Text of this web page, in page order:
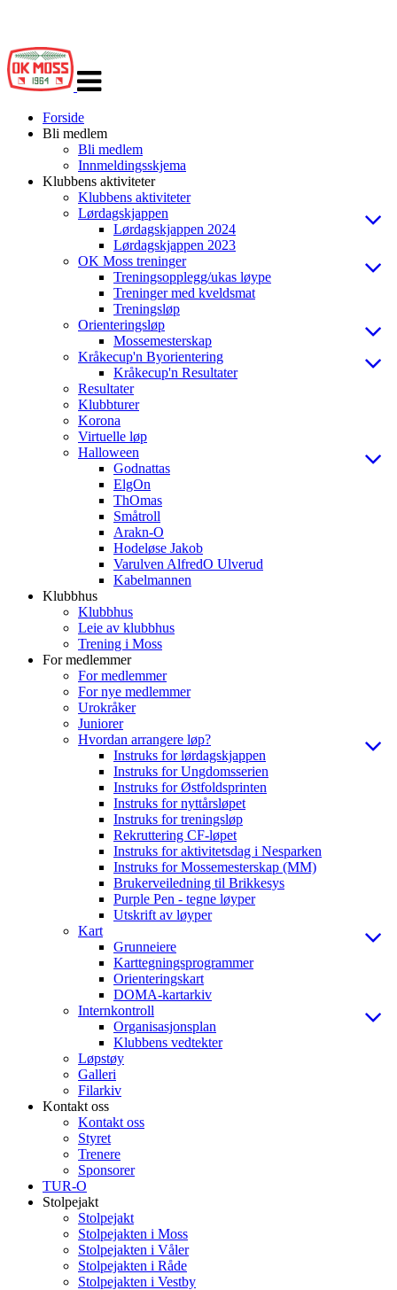
navigasjon
Forside
Bli medlem
Bli medlem
Innmeldingsskjema
Klubbens aktiviteter
Klubbens aktiviteter
Lørdagskjappen
Lørdagskjappen 2024
Lørdagskjappen 2023
OK Moss treninger
Treningsopplegg/ukas løype
Treninger med kveldsmat
Treningsløp
Orienteringsløp
Mossemesterskap
Kråkecup'n Byorientering
Kråkecup'n Resultater
Resultater
Klubbturer
Korona
Virtuelle løp
Halloween
Godnattas
ElgOn
ThOmas
Småtroll
Arakn-O
Hodeløse Jakob
Varulven AlfredO Ulverud
Kabelmannen
Klubbhus
Klubbhus
Leie av klubbhus
Trening i Moss
For medlemmer
For medlemmer
For nye medlemmer
Urokråker
Juniorer
Hvordan arrangere løp?
Instruks for lørdagskjappen
Instruks for Ungdomsserien
Instruks for Østfoldsprinten
Instruks for nyttårsløpet
Instruks for treningsløp
Rekruttering CF-løpet
Instruks for aktivitetsdag i Nesparken
Instruks for Mossemesterskap (MM)
Brukerveiledning til Brikkesys
Purple Pen - tegne løyper
Utskrift av løyper
Kart
Grunneiere
Karttegningsprogrammer
Orienteringskart
DOMA-kartarkiv
Internkontroll
Organisasjonsplan
Klubbens vedtekter
Løpstøy
Galleri
Filarkiv
Kontakt oss
Kontakt oss
Styret
Trenere
Sponsorer
TUR-O
Stolpejakt
Stolpejakt
Stolpejakten i Moss
Stolpejakten i Våler
Stolpejakten i Råde
Stolpejakten i Vestby